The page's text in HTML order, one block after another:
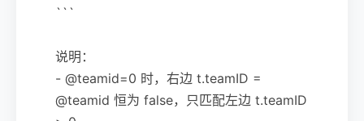
```
说明：
- @teamid=0 时，右边 t.teamID =
@teamid 恒为 false，只匹配左边 t.teamID